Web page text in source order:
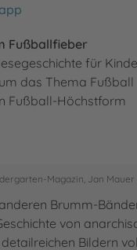
Fußballfieber
für
das Thema Fußball
Fußball-Höchstform
Magazin, Jan Mauer
anderen Brumm-
von
Bildern